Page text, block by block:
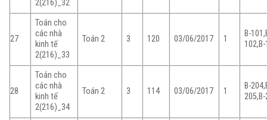
2(216)_32
27
Toán cho
các nhà
kinh tế
2(216)_33
Toán 2 3 120 03/06/2017 1
B-
28
Toán cho
các nhà
kinh tế
2(216)_34
Toán 2 3 114 03/06/2017 1
B-